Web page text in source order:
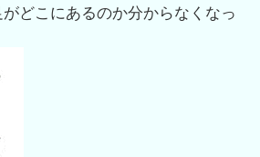
どこにあるのか分からなくなっ